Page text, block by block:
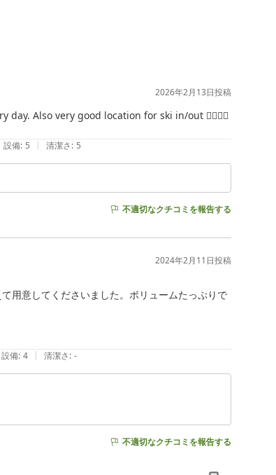
2026年2月13日投稿
Also very good location for ski in/out 👍🏻👍🏻
設備: 5 | 清潔さ: 5
不適切なクチコミを報告する
2024年2月11日投稿
用意してくださいました。ボリュームたっぷりで
設備: 4 | 清潔さ: -
不適切なクチコミを報告する